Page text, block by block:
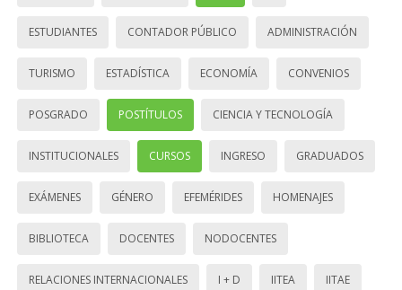
ESTUDIANTES CONTADOR PÚBLICO ADMINISTRACIÓN
TURISMO ESTADÍSTICA ECONOMÍA CONVENIOS
POSGRADO POSTÍTULOS CIENCIA Y TECNOLOGÍA
INSTITUCIONALES CURSOS INGRESO GRADUADOS
EXÁMENES GÉNERO EFEMÉRIDES HOMENAJES
BIBLIOTECA DOCENTES NODOCENTES
RELACIONES INTERNACIONALES I + D IITEA IITAE